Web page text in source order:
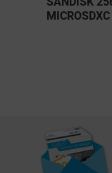
PRO UHS-I